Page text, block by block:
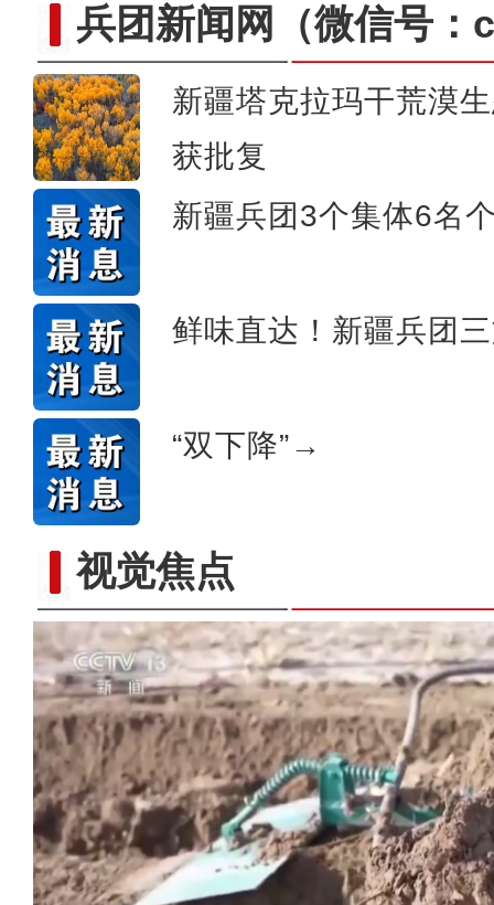
兵团新闻网 （微信号
新疆塔克拉玛干荒漠
获批复
新疆兵团3个集体6名
鲜味直达！新疆兵团
“双下降”→
视觉焦点
新疆4000亩沙漠盐